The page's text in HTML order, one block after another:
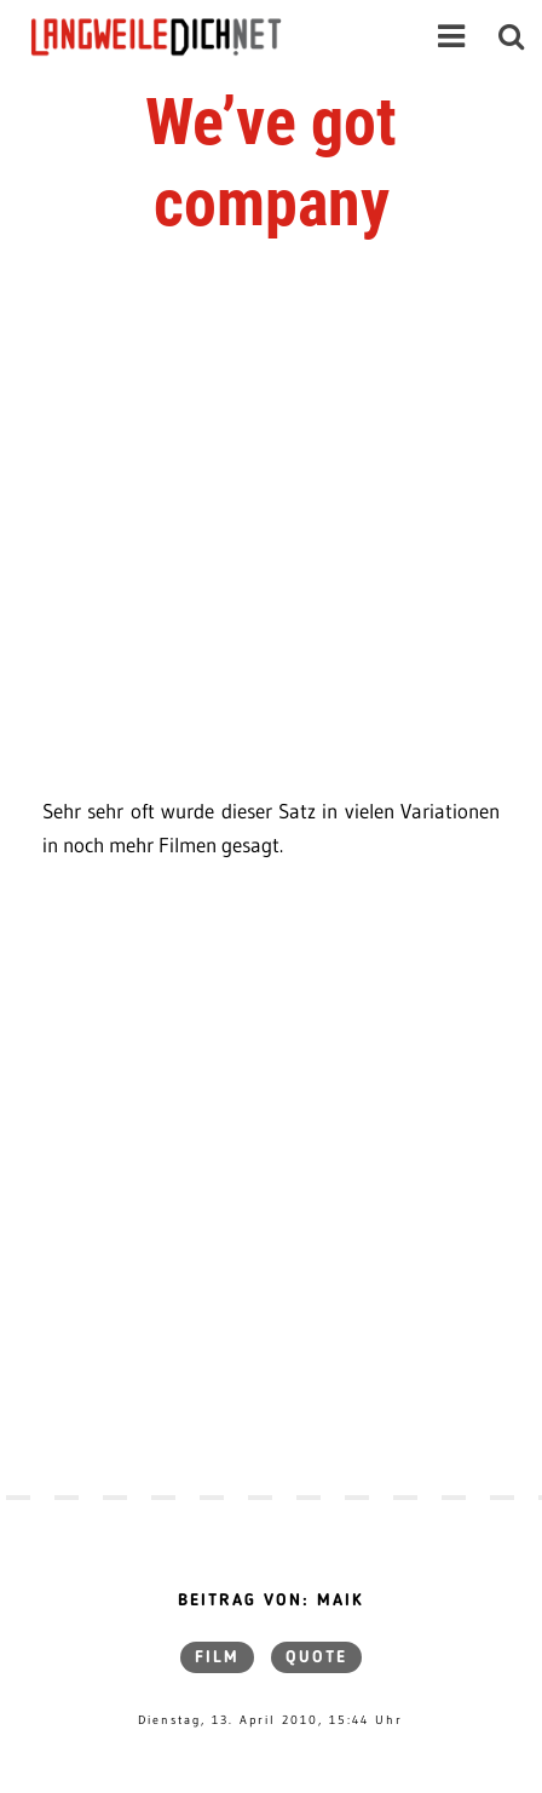
We’ve got
company
Sehr sehr oft wurde dieser Satz in vielen Variationen
in noch mehr Filmen gesagt.
BEITRAG VON: MAIK
FILM QUOTE
Dienstag, 13. April 2010, 15:44 Uhr